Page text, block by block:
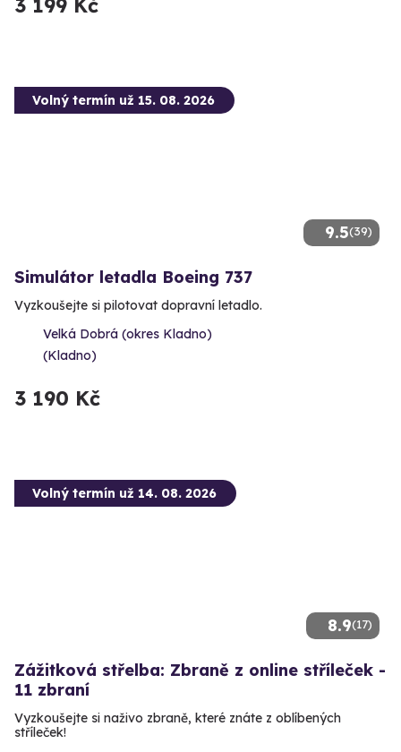
3 199 Kč
9.5(39)
Volný termín už 15. 08. 2026
Simulátor letadla Boeing 737
Vyzkoušejte si pilotovat dopravní letadlo.
Velká Dobrá (okres Kladno)
(Kladno)
3 190 Kč
8.9(17)
Volný termín už 14. 08. 2026
Zážitková střelba: Zbraně z online stříleček -
11 zbraní
Vyzkoušejte si naživo zbraně, které znáte z oblíbených
stříleček!